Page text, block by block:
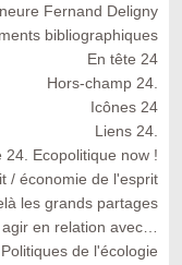
Fernand Deligny
bibliographiques
En tête 24
Hors-champ 24.
Icônes 24
Liens 24.
24. Ecopolitique now !
/ économie de l'esprit
les grands partages
en relation avec…
de l'écologie